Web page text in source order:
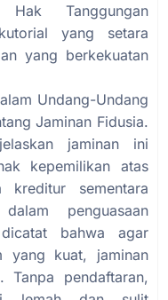
Hak Tanggungan
yang setara
yang berkekuatan
Undang-Undang
Jaminan Fidusia.
jaminan ini
kepemilikan atas
kreditur sementara
penguasaan
bahwa agar
yang kuat, jaminan
Tanpa pendaftaran,